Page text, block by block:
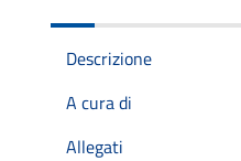
Descrizione
A cura di
Allegati